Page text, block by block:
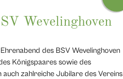
Wevelinghoven
des BSV Wevelinghoven
Königspaares sowie des
zahlreiche Jubilare des Vereins